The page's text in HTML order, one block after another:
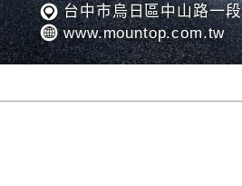
台中市烏日區中山路一
www.mountop.com.tw